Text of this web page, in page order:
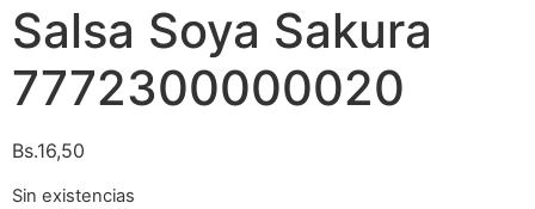
Salsa Soya Sakura
7772300000020
Bs.16,50
Sin existencias